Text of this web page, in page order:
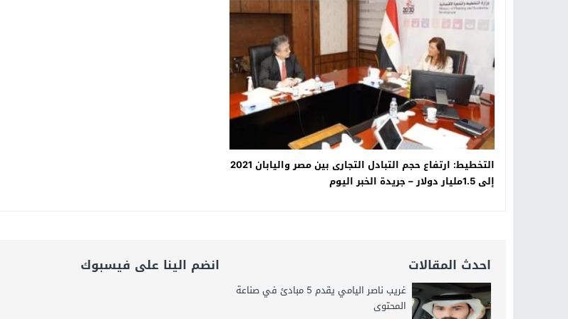
21:40مواطن كويتي يقع ضحية عملية احتيال عابرة للحدود باسم “التصوف” ويطالب بأكثر من نصف
16:20 من عامل بناء إلى إمبراطور الأراضى.. تساؤلات حول ثروة حمادة قطب وشراكاته المثيرة للجدل فى
18:16 وليد منصور يتفاوض مع نجمة «العشق الممنوع» بيرين سات للمشاركة فى فيلم «ميلانو»
التخطيط: ارتفاع حجم التبادل التجارى بين مصر واليابان 2021
إلى 1.5مليار دولار – جريدة الخبر اليوم
احدث المقالات
غريب ناصر اليامي يقدم 5 مبادئ في صناعة
المحتوى
انضم الينا على فيسبوك